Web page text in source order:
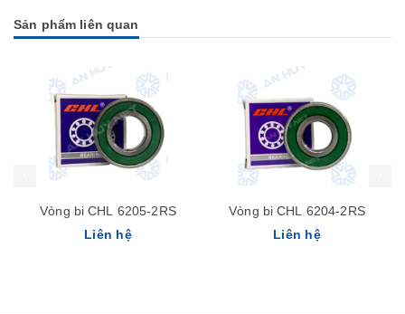
Sản phẩm liên quan
Vòng bi CHL 6205-2RS
Liên hệ
Vòng bi CHL 6204-2RS
Liên hệ